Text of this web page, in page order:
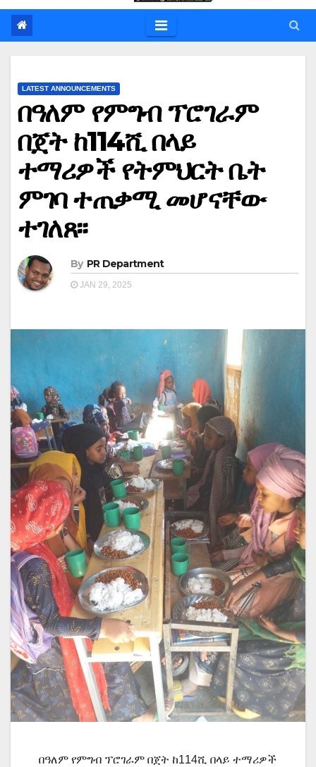
LATEST ANNOUNCEMENTS
በዓለም የምግብ ፕሮገራም
በጀት ከ114ሺ በላይ
ተማሪዎች የትምህርት ቤት
ምገባ ተጠቃሚ መሆናቸው
ተገለጸ፡፡
By PR Department
JAN 29, 2025
በዓለም የምግብ ፕሮገራም በጀት ከ114ሺ በላይ ተማሪዎች